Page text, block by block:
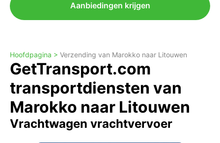
Aanbiedingen krijgen
Hoofdpagina > Verzending van Marokko naar Litouwen
GetTransport.com
transportdiensten van
Marokko naar Litouwen
Vrachtwagen vrachtvervoer